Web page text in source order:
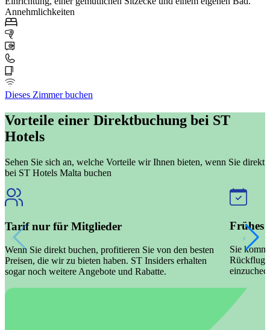
Annehmlichkeiten
Dieses Zimmer buchen
Vorteile einer Direktbuchung bei ST
Hotels
Sehen Sie sich an, welche Vorteile wir Ihnen bieten, wenn Sie direkt
bei ST Hotels Malta buchen
Tarif nur für Mitglieder
Wenn Sie direkt buchen, profitieren Sie von den besten
Preisen, die wir zu bieten haben. ST Insiders erhalten
sogar noch weitere Angebote und Rabatte.
Frühes
Sie